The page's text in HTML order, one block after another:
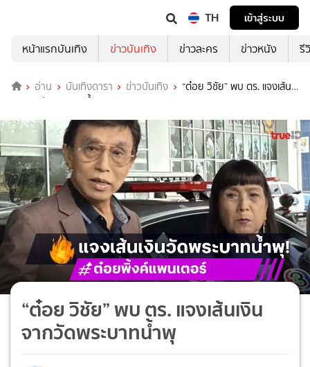
TH
เข้าสู่ระบบ
หน้าแรกบันเทิง
ข่าวบันเทิง ข่าวละคร ข่าวหนัง รี
อ่าน บันเทิงดารา ข่าวบันเทิง
“ต๋อย วิชัย” พบ ตร. แจงเส้น
เงินจากวัดพระบาทน้ำพุ
“ต๋อย วิชัย” พบ ตร. แจงเส้นเงิน
จากวัดพระบาทน้ำพุ